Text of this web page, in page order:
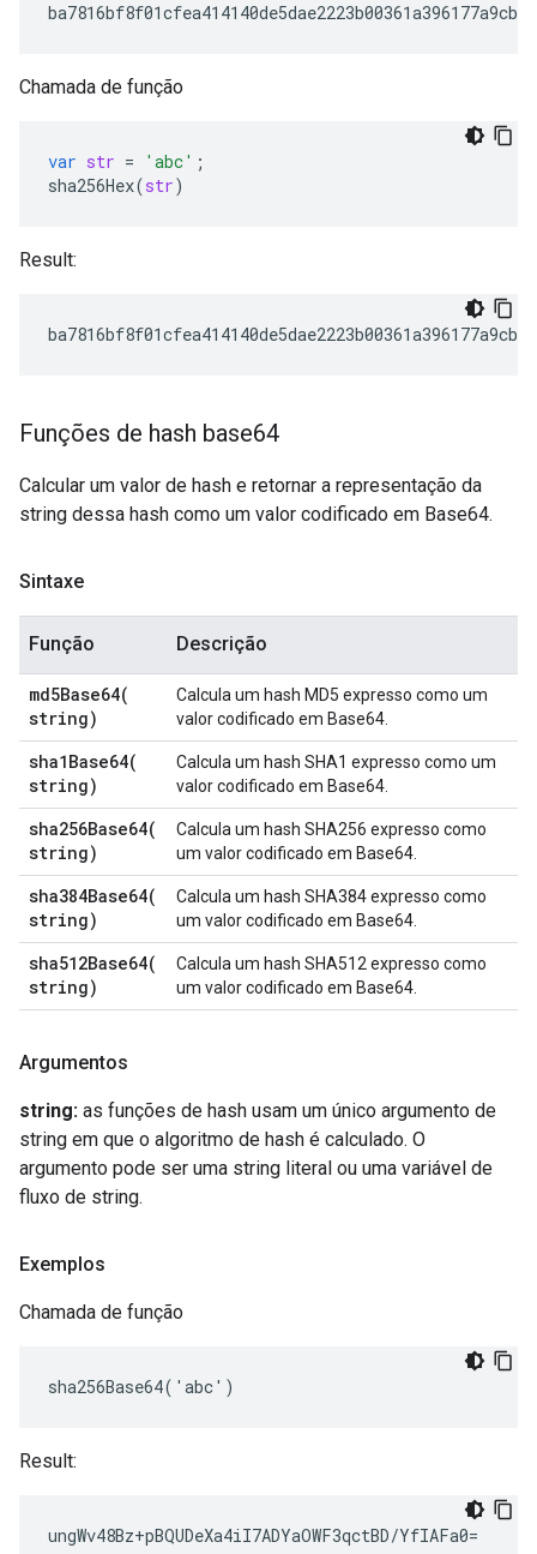
Chamada de função
var str = 'abc' ;
sha256Hex(str)
Result:
Funções de hash base64
Calcular um valor de hash e retornar a representação da
string dessa hash como um valor codificado em Base64.
Sintaxe
Função Descrição
md5Base64(
string)
Calcula um hash MD5 expresso como um
valor codificado em Base64.
sha1Base64(
string)
Calcula um hash SHA1 expresso como um
valor codificado em Base64.
sha256Base64(
string)
Calcula um hash SHA256 expresso como
um valor codificado em Base64.
sha384Base64(
string)
Calcula um hash SHA384 expresso como
um valor codificado em Base64.
sha512Base64(
string)
Calcula um hash SHA512 expresso como
um valor codificado em Base64.
Argumentos
string: as funções de hash usam um único argumento de
string em que o algoritmo de hash é calculado. O
argumento pode ser uma string literal ou uma variável de
fluxo de string.
Exemplos
Chamada de função
sha256Base64('abc')
Result:
ungWv48Bz+pBQUDeXa4iI7ADYaOWF3qctBD/YfIAFa0=